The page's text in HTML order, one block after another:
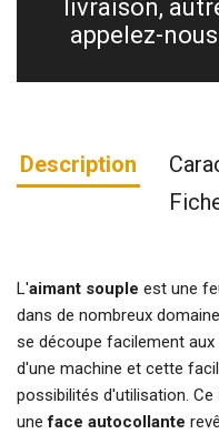
livraison,
appelez-
Description
L'aimant souple est une
dans de nombreux
se découpe facilement
d'une machine et cette
possibilités d'utilisation. Ce
uneface autocollante